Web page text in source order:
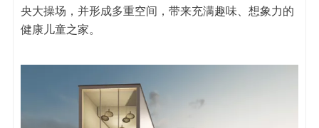
央大操场，并形成多重空间，带来充满趣味、想象力的
健康儿童之家。